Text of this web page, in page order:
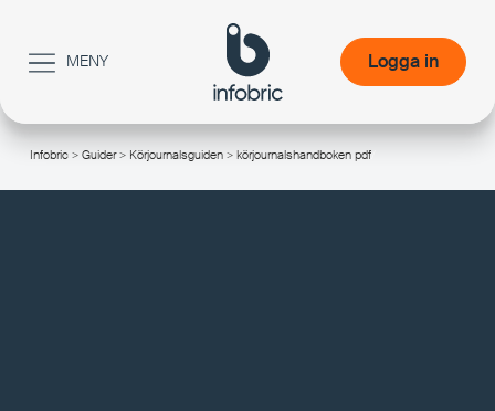
MENY
Logga in
Logga in
Infobric> Guider> Körjournalsguiden> körjournalshandboken pdf/